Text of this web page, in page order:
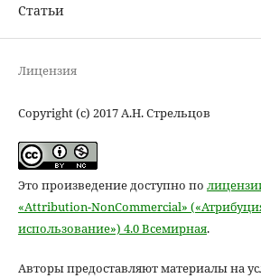
Статьи
Лицензия
Copyright (c) 2017 А.Н. Стрельцов
Это произведение доступно по
«Attribution-NonCommercial»
использование») 4.0 Всемирная.
Авторы предоставляют материалы на